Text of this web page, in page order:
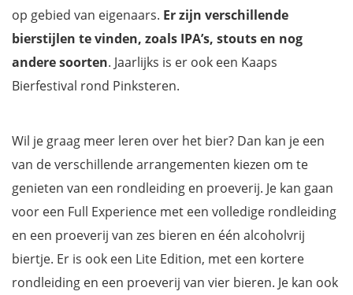
op gebied van eigenaars. Er zijn verschillende
bierstijlen te vinden, zoals IPA’s, stouts en nog
andere soorten. Jaarlijks is er ook een Kaaps
Bierfestival rond Pinksteren.
Wil je graag meer leren over het bier? Dan kan je een
van de verschillende arrangementen kiezen om te
genieten van een rondleiding en proeverij. Je kan gaan
voor een Full Experience met een volledige rondleiding
en een proeverij van zes bieren en één alcoholvrij
biertje. Er is ook een Lite Edition, met een kortere
rondleiding en een proeverij van vier bieren. Je kan ook